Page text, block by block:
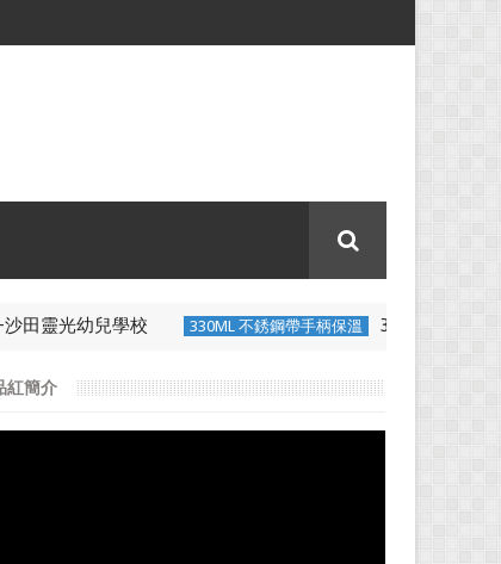
光幼兒學校 330ML 不銹鋼帶手柄保溫 330ML 不銹鋼帶手
紅簡介